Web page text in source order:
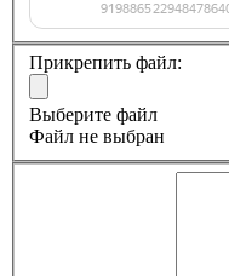
Прикрепить файл:
Выберите файл
Файл не выбран